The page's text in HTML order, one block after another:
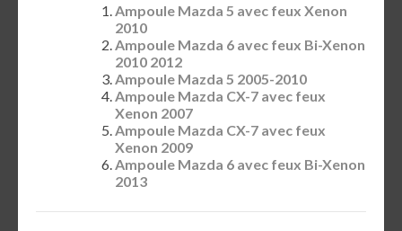
Ampoule Mazda 5 avec feux Xenon
2010
Ampoule Mazda 6 avec feux Bi-Xenon
2010 2012
Ampoule Mazda 5 2005-2010
Ampoule Mazda CX-7 avec feux
Xenon 2007
Ampoule Mazda CX-7 avec feux
Xenon 2009
Ampoule Mazda 6 avec feux Bi-Xenon
2013